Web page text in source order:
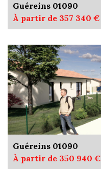
Guéreins 01090
À partir de 357 340 €
Guéreins 01090
À partir de 350 940 €